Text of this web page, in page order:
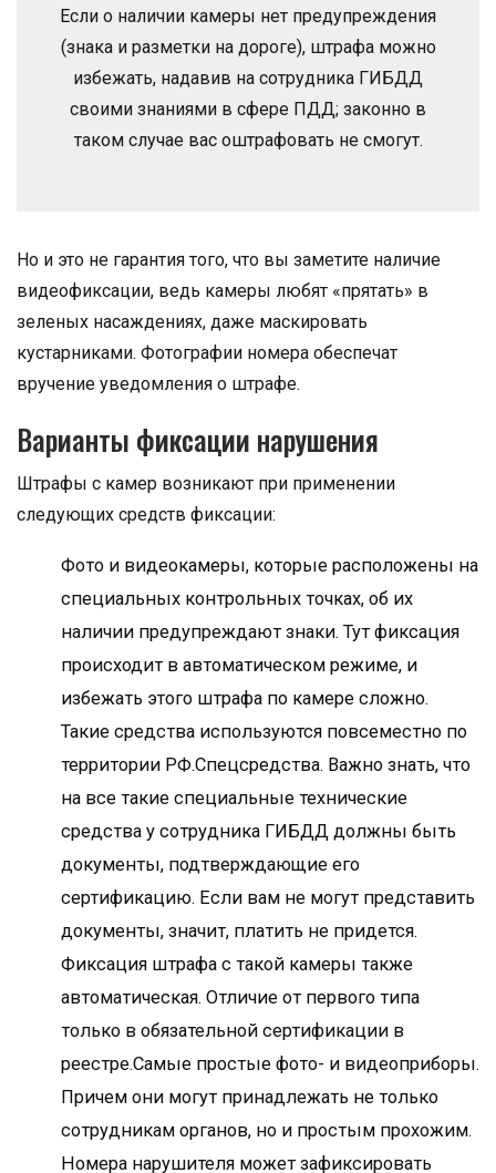
Если о наличии камеры нет предупреждения
(знака и разметки на дороге), штрафа можно
избежать, надавив на сотрудника ГИБДД
своими знаниями в сфере ПДД; законно в
таком случае вас оштрафовать не смогут.
Но и это не гарантия того, что вы заметите наличие
видеофиксации, ведь камеры любят «прятать» в
зеленых насаждениях, даже маскировать
кустарниками. Фотографии номера обеспечат
вручение уведомления о штрафе.
Варианты фиксации нарушения
Штрафы с камер возникают при применении
следующих средств фиксации:
Фото и видеокамеры, которые расположены на
специальных контрольных точках, об их
наличии предупреждают знаки. Тут фиксация
происходит в автоматическом режиме, и
избежать этого штрафа по камере сложно.
Такие средства используются повсеместно по
территории РФ.Спецсредства. Важно знать, что
на все такие специальные технические
средства у сотрудника ГИБДД должны быть
документы, подтверждающие его
сертификацию. Если вам не могут представить
документы, значит, платить не придется.
Фиксация штрафа с такой камеры также
автоматическая. Отличие от первого типа
только в обязательной сертификации в
реестре.Самые простые фото- и видеоприборы.
Причем они могут принадлежать не только
сотрудникам органов, но и простым прохожим.
Номера нарушителя может зафиксировать